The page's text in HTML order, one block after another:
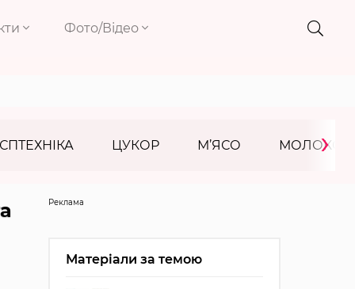
Фото/Відео
ЦУКОР М’ЯСО МОЛОКО
›
Реклама
Матеріали за темою